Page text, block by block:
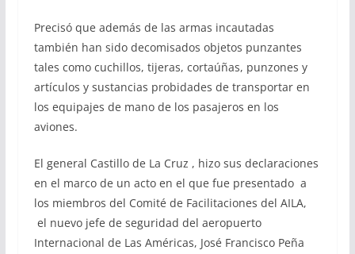
Precisó que además de las armas incautadas
también han sido decomisados objetos punzantes
tales como cuchillos, tijeras, cortaúñas, punzones y
artículos y sustancias probidades de transportar en
los equipajes de mano de los pasajeros en los
aviones.
El general Castillo de La Cruz , hizo sus declaraciones
en el marco de un acto en el que fue presentado a
los miembros del Comité de Facilitaciones del AILA,
el nuevo jefe de seguridad del aeropuerto
Internacional de Las Américas, José Francisco Peña